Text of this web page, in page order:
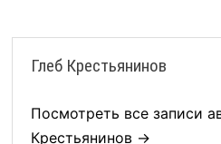
Глеб Крестьянинов
Посмотреть все записи
Крестьянинов →